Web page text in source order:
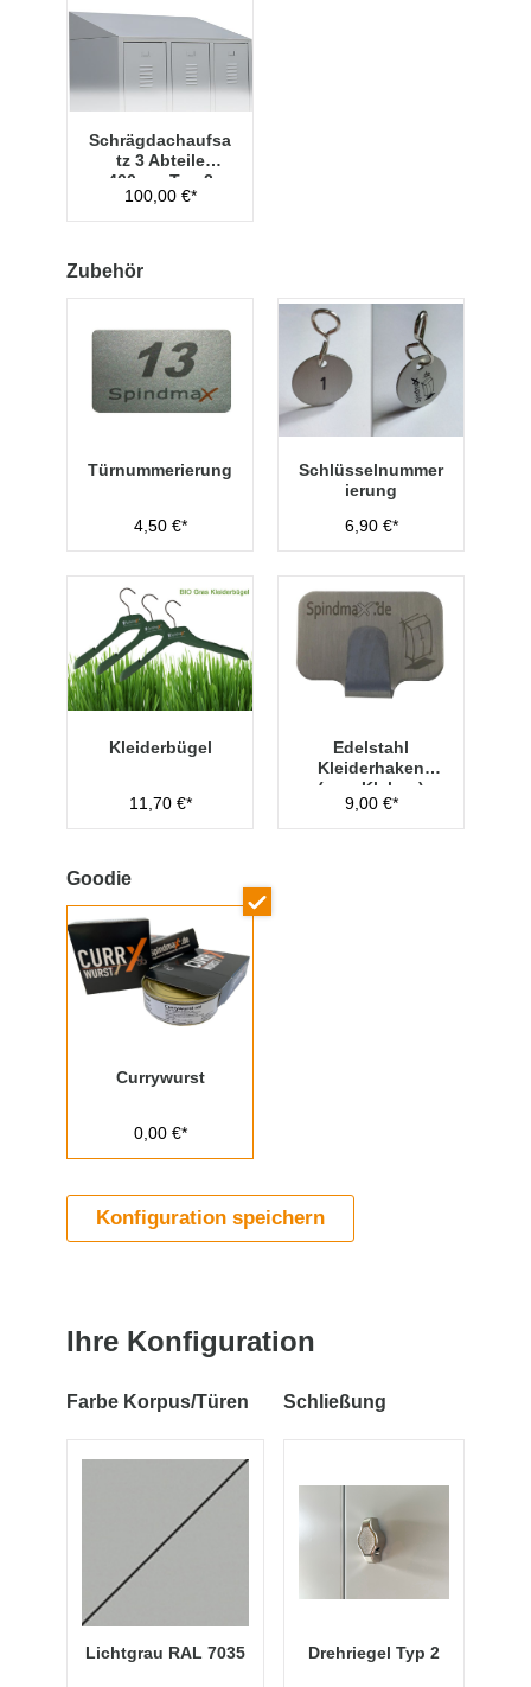
Schrägdachaufsa
tz 3 Abteile
400mm Typ 2
100,00 €*
Zubehör
Türnummerierung
4,50 €*
Schlüsselnummer
ierung
6,90 €*
Kleiderbügel
11,70 €*
Edelstahl
Kleiderhaken
(zum Kleben)
9,00 €*
Goodie
Currywurst
0,00 €*
Konfiguration speichern
Ihre Konfiguration
Farbe Korpus/Türen
Lichtgrau RAL 7035
Schließung
Drehriegel Typ 2